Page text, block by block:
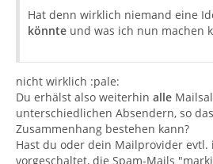
Hat denn wirklich niemand eine
könnte und was ich nun machen
nicht wirklich :pale:
Du erhälst also weiterhin alle
unterschiedlichen Absendern, so
Zusammenhang bestehen kann?
Hast du oder dein Mailprovider evtl.
vorgeschaltet, die Spam-Mails